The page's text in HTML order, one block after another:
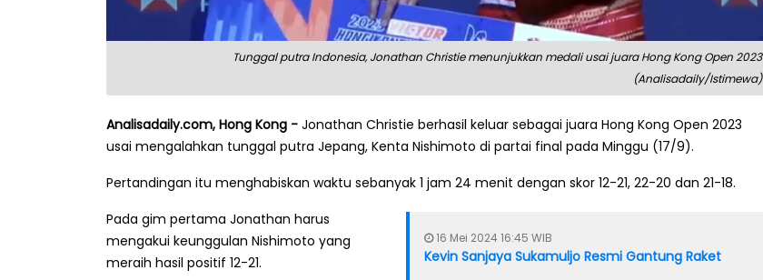
Tunggal putra Indonesia, Jonathan Christie menunjukkan medali usai juara Hong Kong Open 2023
(Analisadaily/Istimewa)
Analisadaily.com, Hong Kong - Jonathan Christie berhasil keluar sebagai juara Hong Kong Open 2023
usai mengalahkan tunggal putra Jepang, Kenta Nishimoto di partai final pada Minggu (17/9).
Pertandingan itu menghabiskan waktu sebanyak 1 jam 24 menit dengan skor 12-21, 22-20 dan 21-18.
16 Mei 2024 16:45 WIB
Kevin Sanjaya Sukamuljo Resmi Gantung Raket
Pada gim pertama Jonathan harus
mengakui keunggulan Nishimoto yang
meraih hasil positif 12-21.